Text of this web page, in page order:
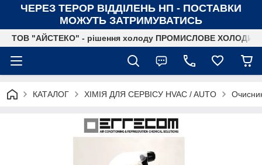
ЧЕРЕЗ ТЕРОР ВІДДІЛЕНЬ НП - ПОСТАВКИ
МОЖУТЬ ЗАТРИМУВАТИСЬ
ТОВ "АЙСТЕКО" - рішення холоду ПРОМИСЛОВЕ
КАТАЛОГ ХІМІЯ ДЛЯ СЕРВІСУ HVAC / AUTO